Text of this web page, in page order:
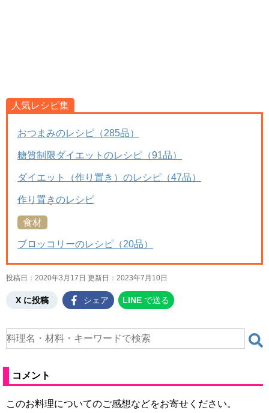
人気レシピ集
おつまみのレシピ（285品）
糖質制限ダイエットのレシピ（91品）
ダイエット（作り置き）のレシピ（47品）
作り置きのレシピ
食材
ブロッコリーのレシピ（20品）
投稿日：2020年3月17日 更新日： 2023年7月10日
X に投稿 シェア LINE で送る
コメント
このお料理についてのご感想などをお寄せください。